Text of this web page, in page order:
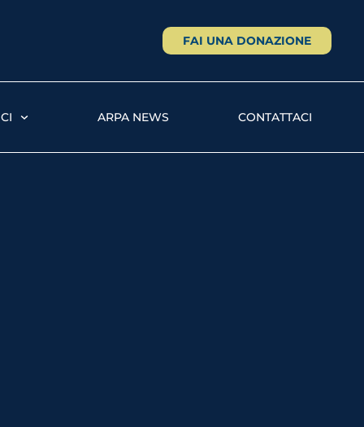
FAI UNA DONAZIONE
ARPA NEWS CONTATTACI